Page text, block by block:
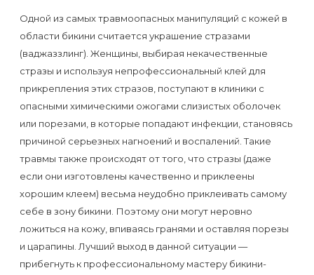
перед
визитом
к
косметологу?
Рекомендации
уходу
за
кожей
депиляции
воском
Одной из самых травмоопасных манипуляций с кожей в
области бикини считается украшение стразами
(ваджаззлинг). Женщины, выбирая некачественные
стразы и используя непрофессиональный клей для
прикрепления этих стразов, поступают в клиники с
опасными химическими ожогами слизистых оболочек
или порезами, в которые попадают инфекции, становясь
причиной серьезных нагноений и воспалений. Такие
травмы также происходят от того, что стразы (даже
если они изготовлены качественно и приклеены
хорошим клеем) весьма неудобно приклеивать самому
себе в зону бикини. Поэтому они могут неровно
ложиться на кожу, впиваясь гранями и оставляя порезы
и царапины. Лучший выход в данной ситуации —
прибегнуть к профессиональному мастеру бикини-